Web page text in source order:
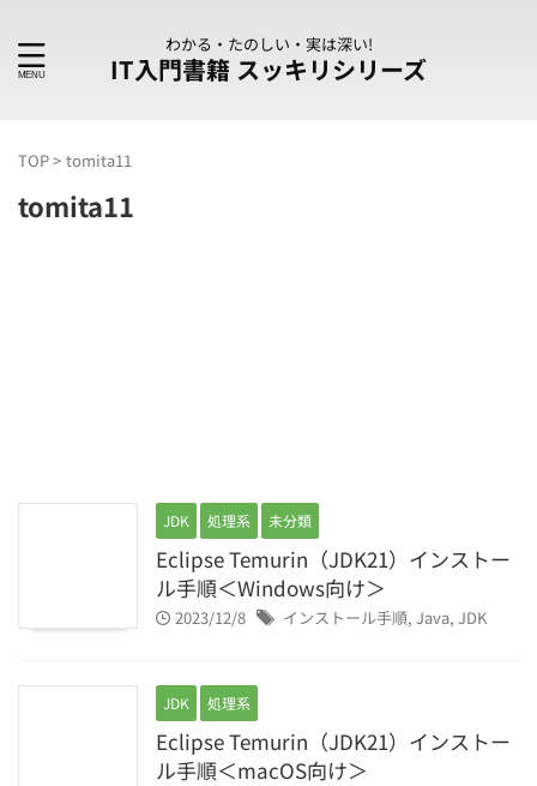
わかる・たのしい・実は深い!
IT入門書籍 スッキリシリーズ
TOP> tomita11
tomita11
JDK 処理系 未分類
Eclipse Temurin（JDK21）インストー
ル手順＜Windows向け＞
2023/12/8 インストール手順, Java, JDK
JDK 処理系
Eclipse Temurin（JDK21）インストー
ル手順＜macOS向け＞